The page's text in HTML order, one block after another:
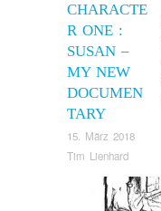
CHARACTE
R ONE :
SUSAN –
MY NEW
DOCUMEN
TARY
15. März 2018
Tim Lienhard